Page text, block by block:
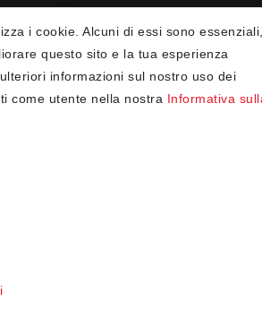
i cookie. Alcuni di essi sono
questo sito e la tua esperienza
informazioni sul nostro uso dei
come utente nella nostra Informativa
planted